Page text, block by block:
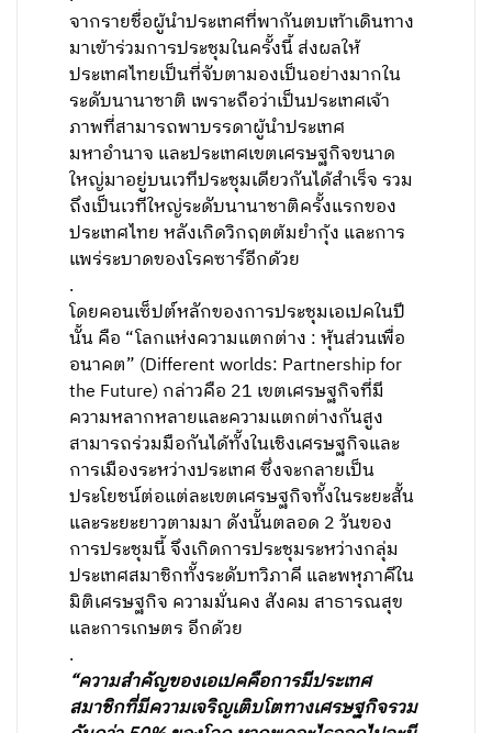
จากรายชื่อผู้นำประเทศที่พากันตบเท้าเดินทาง
มาเข้าร่วมการประชุมในครั้งนี้ ส่งผลให้
ประเทศไทยเป็นที่จับตามองเป็นอย่างมากใน
ระดับนานาชาติ เพราะถือว่าเป็นประเทศเจ้า
ภาพที่สามารถพาบรรดาผู้นำประเทศ
มหาอำนาจ และประเทศเขตเศรษฐกิจขนาด
ใหญ่มาอยู่บนเวทีประชุมเดียวกันได้สำเร็จ รวม
ถึงเป็นเวทีใหญ่ระดับนานาชาติครั้งแรกของ
ประเทศไทย หลังเกิดวิกฤตต้มยำกุ้ง และการ
แพร่ระบาดของโรคซาร์อีกด้วย
.
โดยคอนเซ็ปต์หลักของการประชุมเอเปคในปี
นั้น คือ “โลกแห่งความแตกต่าง : หุ้นส่วนเพื่อ
อนาคต” (Different worlds: Partnership for
the Future) กล่าวคือ 21 เขตเศรษฐกิจที่มี
ความหลากหลายและความแตกต่างกันสูง
สามารถร่วมมือกันได้ทั้งในเชิงเศรษฐกิจและ
การเมืองระหว่างประเทศ ซึ่งจะกลายเป็น
ประโยชน์ต่อแต่ละเขตเศรษฐกิจทั้งในระยะสั้น
และระยะยาวตามมา ดังนั้นตลอด 2 วันของ
การประชุมนี้ จึงเกิดการประชุมระหว่างกลุ่ม
ประเทศสมาชิกทั้งระดับทวิภาคี และพหุภาคีใน
มิติเศรษฐกิจ ความมั่นคง สังคม สาธารณสุข
และการเกษตร อีกด้วย
.
“ความสำคัญของเอเปคคือการมีประเทศ
สมาชิกที่มีความเจริญเติบโตทางเศรษฐกิจรวม